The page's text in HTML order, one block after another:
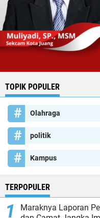
TOPIK POPULER
Olahraga
politik
Kampus
TERPOPULER
Maraknya Laporan